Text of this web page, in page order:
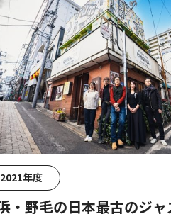
2021年度
・野毛の日本最古のジャ